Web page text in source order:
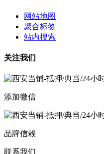
网站地图
聚合标签
站内搜索
关注我们
添加微信
品牌信赖
联系我们